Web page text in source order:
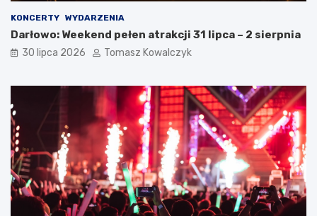
KONCERTY WYDARZENIA
Darłowo: Weekend pełen atrakcji 31 lipca – 2 sierpnia
30 lipca 2026 Tomasz Kowalczyk